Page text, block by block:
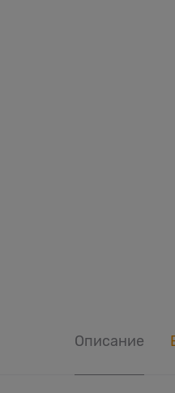
Описание